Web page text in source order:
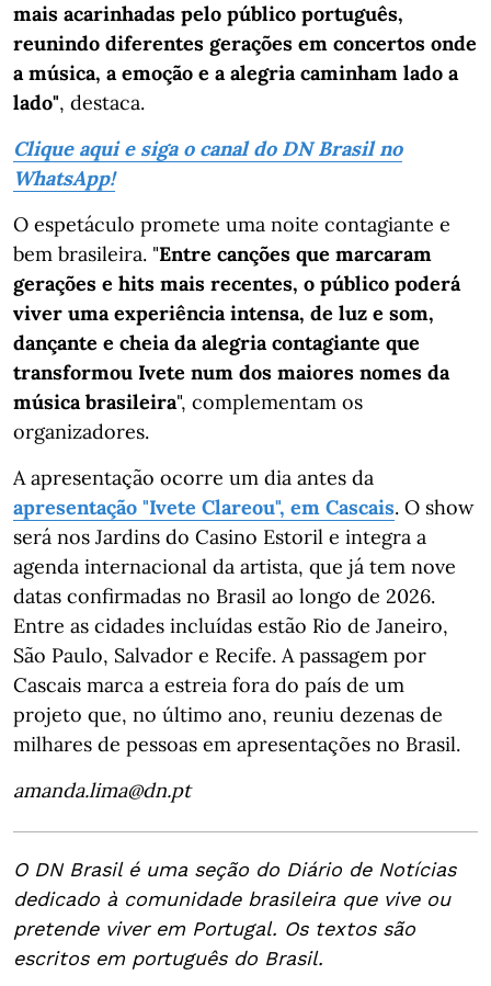
mais acarinhadas pelo público português,
reunindo diferentes gerações em concertos onde
a música, a emoção e a alegria caminham lado a
lado", destaca.
Clique aqui e siga o canal do DN Brasil no
WhatsApp!
O espetáculo promete uma noite contagiante e
bem brasileira. "Entre canções que marcaram
gerações e hits mais recentes, o público poderá
viver uma experiência intensa, de luz e som,
dançante e cheia da alegria contagiante que
transformou Ivete num dos maiores nomes da
música brasileira", complementam os
organizadores.
A apresentação ocorre um dia antes da
apresentação "Ivete Clareou", em Cascais. O show
será nos Jardins do Casino Estoril e integra a
agenda internacional da artista, que já tem nove
datas confirmadas no Brasil ao longo de 2026.
Entre as cidades incluídas estão Rio de Janeiro,
São Paulo, Salvador e Recife. A passagem por
Cascais marca a estreia fora do país de um
projeto que, no último ano, reuniu dezenas de
milhares de pessoas em apresentações no Brasil.
amanda.lima@dn.pt
O DN Brasil é uma seção do Diário de Notícias
dedicado à comunidade brasileira que vive ou
pretende viver em Portugal. Os textos são
escritos em português do Brasil.